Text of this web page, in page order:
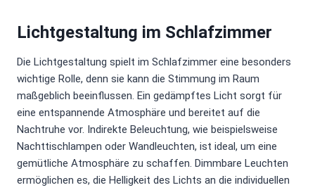
Lichtgestaltung im Schlafzimmer
Die Lichtgestaltung spielt im Schlafzimmer eine besonders
wichtige Rolle, denn sie kann die Stimmung im Raum
maßgeblich beeinflussen. Ein gedämpftes Licht sorgt für
eine entspannende Atmosphäre und bereitet auf die
Nachtruhe vor. Indirekte Beleuchtung, wie beispielsweise
Nachttischlampen oder Wandleuchten, ist ideal, um eine
gemütliche Atmosphäre zu schaffen. Dimmbare Leuchten
ermöglichen es, die Helligkeit des Lichts an die individuellen